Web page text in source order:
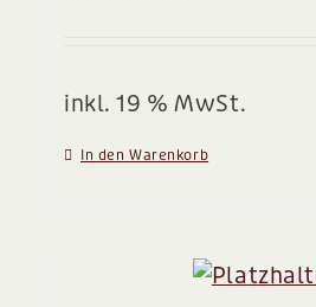
inkl. 19 % MwSt.
In den Warenkorb